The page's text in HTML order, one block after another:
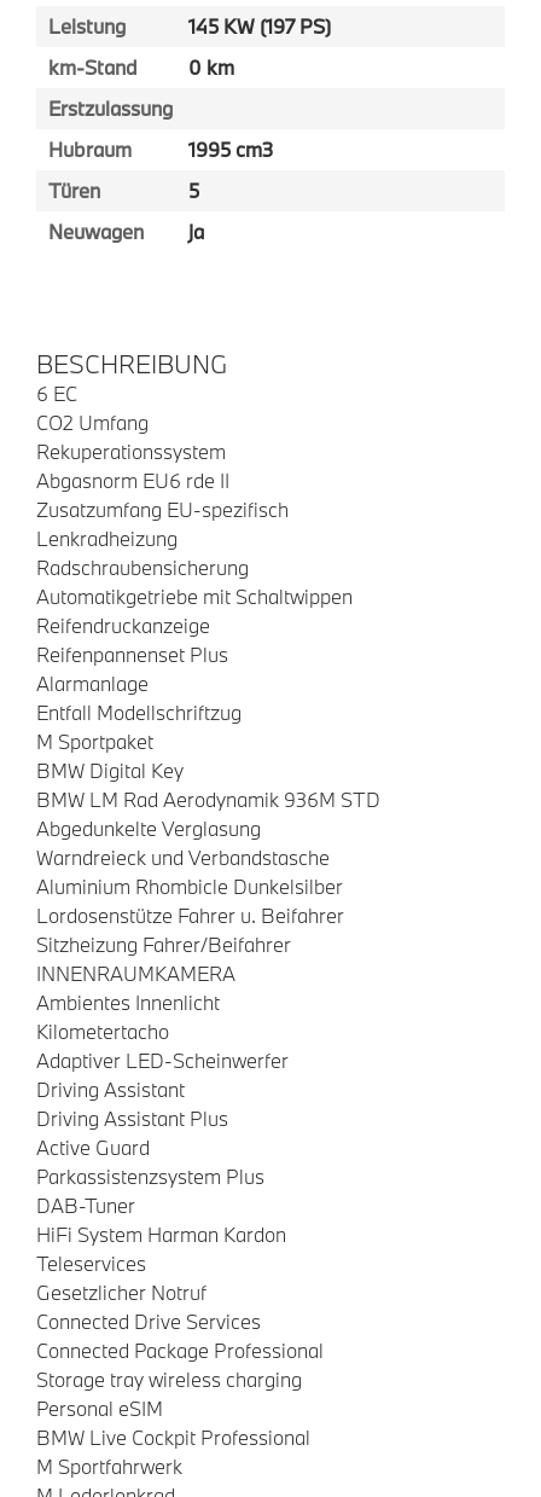
Leistung
145 KW (197 PS)
km-Stand
0 km
Erstzulassung
Hubraum
1995 cm3
Türen
5
Neuwagen
ja
BESCHREIBUNG
6 EC
CO2 Umfang
Rekuperationssystem
Abgasnorm EU6 rde II
Zusatzumfang EU-spezifisch
Lenkradheizung
Radschraubensicherung
Automatikgetriebe mit Schaltwippen
Reifendruckanzeige
Reifenpannenset Plus
Alarmanlage
Entfall Modellschriftzug
M Sportpaket
BMW Digital Key
BMW LM Rad Aerodynamik 936M STD
Abgedunkelte Verglasung
Warndreieck und Verbandstasche
Aluminium Rhombicle Dunkelsilber
Lordosenstütze Fahrer u. Beifahrer
Sitzheizung Fahrer/Beifahrer
INNENRAUMKAMERA
Ambientes Innenlicht
Kilometertacho
Adaptiver LED-Scheinwerfer
Driving Assistant
Driving Assistant Plus
Active Guard
Parkassistenzsystem Plus
DAB-Tuner
HiFi System Harman Kardon
Teleservices
Gesetzlicher Notruf
Connected Drive Services
Connected Package Professional
Storage tray wireless charging
Personal eSIM
BMW Live Cockpit Professional
M Sportfahrwerk